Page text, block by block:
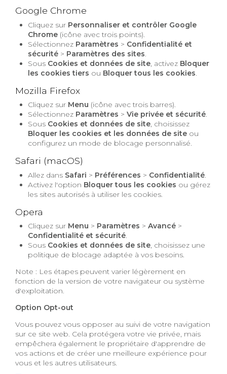
Google Chrome
Cliquez sur Personnaliser et contrôler Google
Chrome (icône avec trois points).
Sélectionnez Paramètres > Confidentialité et
sécurité > Paramètres des sites.
Sous Cookies et données de site, activez Bloquer
les cookies tiers ou Bloquer tous les cookies.
Mozilla Firefox
Cliquez sur Menu (icône avec trois barres).
Sélectionnez Paramètres >Vie privée et sécurité.
Sous Cookies et données de site, choisissez
Bloquer les cookies et les données de site ou
configurez un mode de blocage personnalisé.
Safari (macOS)
Allez dans Safari > Préférences > Confidentialité
Activez l'option Bloquer tous les cookies ou gérez
les sites autorisés à utiliser les cookies.
Opera
Cliquez sur Menu > Paramètres >Avancé >
Confidentialité et sécurité.
Sous Cookies et données de site, choisissez une
politique de blocage adaptée à vos besoins.
Note : Les étapes peuvent varier légèrement en
fonction de la version de votre navigateur ou système
d'exploitation.
Option Opt-out
Vous pouvez vous opposer au suivi de votre navigation
sur ce site web. Cela protégera votre vie privée, mais
empêchera également le propriétaire d'apprendre de
vos actions et de créer une meilleure expérience pour
vous et les autres utilisateurs.